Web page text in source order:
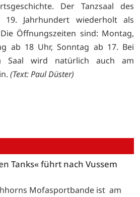
Der Tanzsaal des
19. Jahrhundert wiederholt als
Öffnungszeiten sind: Montag,
ab 18 Uhr, Sonntag ab 17. Bei
Saal wird natürlich auch am
(Text: Paul Düster)
Tanks« führt nach Vussem
Mofasportbande ist am